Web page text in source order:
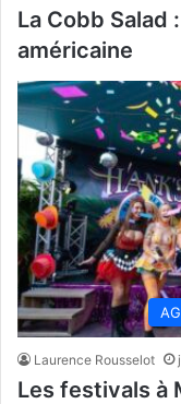
La Cobb Salad
américaine
Laurence Rousselot
Les festivals à